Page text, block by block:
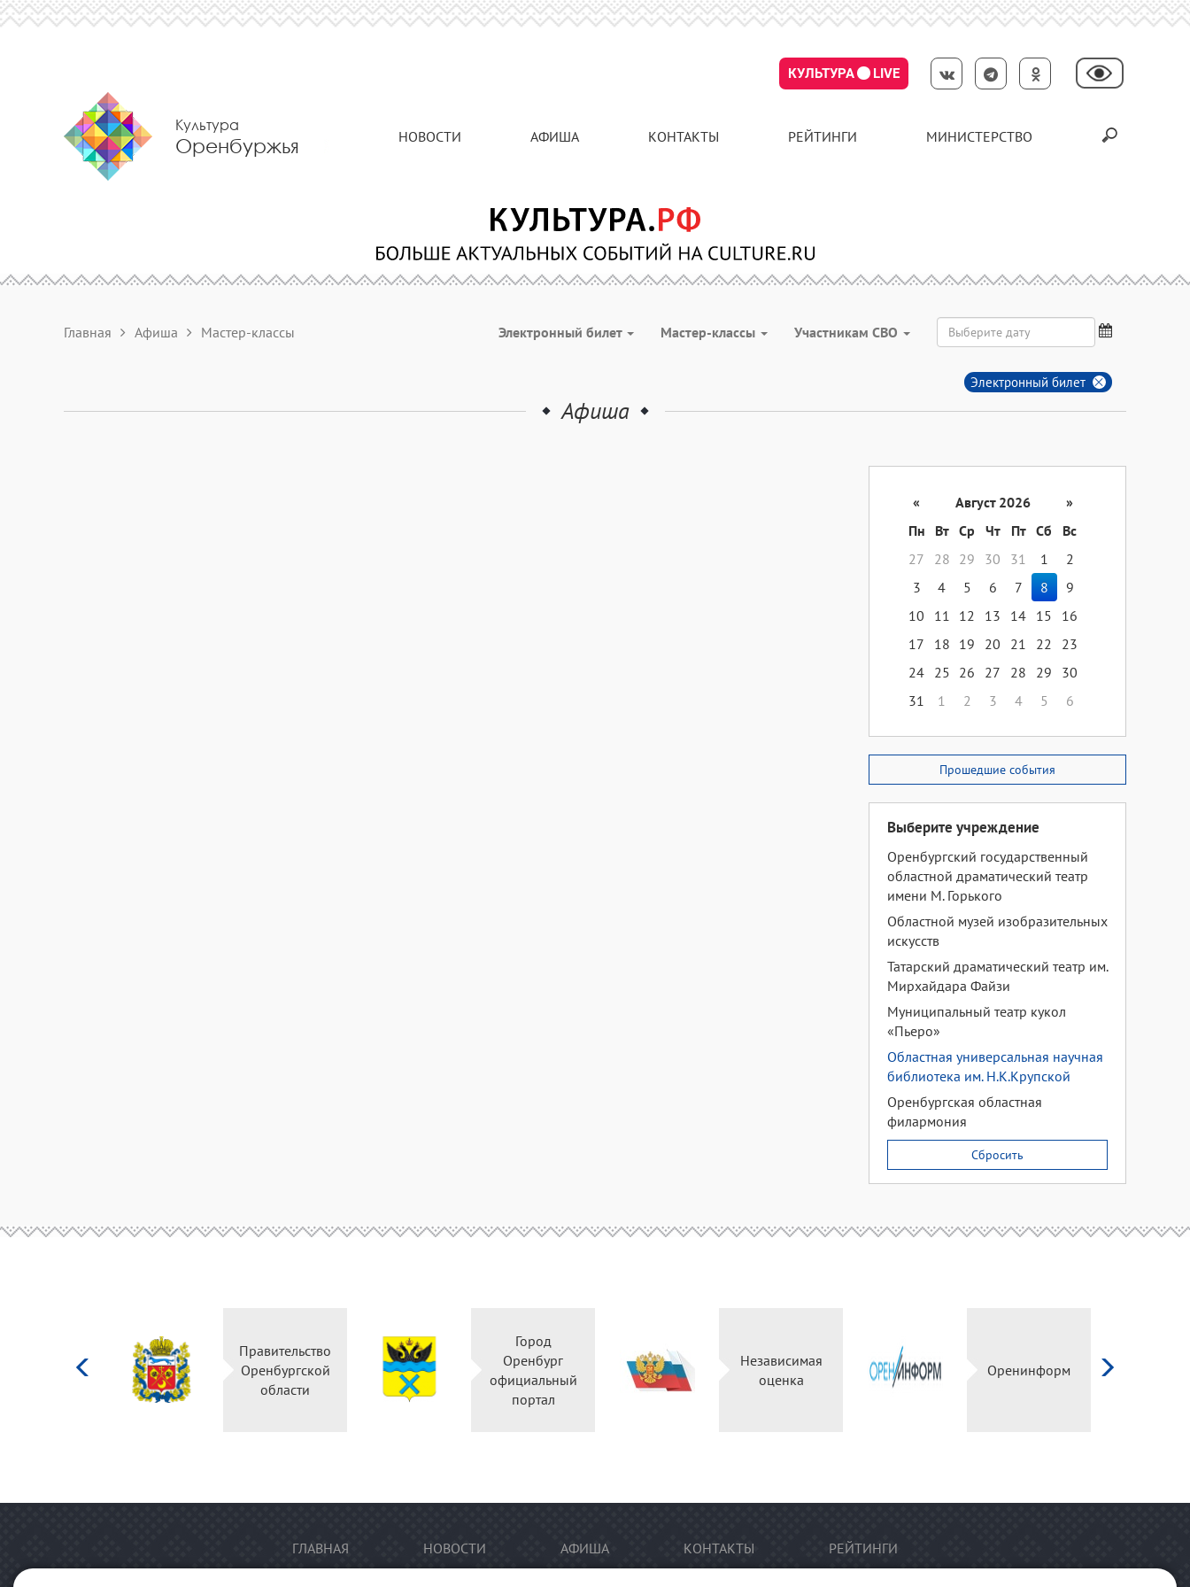
КУЛЬТУРА LIVE
Культура
Оренбуржья НОВОСТИ АФИША КОНТАКТЫ РЕЙТИНГИ МИНИСТЕРСТВО
Главная Афиша Мастер-классы Электронный билет Мастер-классы Участникам СВО
Электронный билет
Афиша
« Август 2026
»
Пн
Вт Ср Чт Пт Сб
Вс
27
28 29 30 31 1
2
3
4 5 6 7 8
9
10
11 12 13 14 15
16
17
18 19 20 21 22
23
24 25 26 27 28 29
30
31
1 2 3 4 5 6
Прошедшие события
Выберите учреждение
Оренбургский государственный
областной драматический театр
имени М. Горького
Областной музей изобразительных
искусств
Татарский драматический театр им.
Мирхайдара Файзи
Муниципальный театр кукол
«Пьеро»
Областная универсальная научная
библиотека им. Н.К.Крупской
Оренбургская областная
филармония
Сбросить
культуры
Российской
Правительство
Оренбургской
области
Город
Оренбург
официальный
портал
Независимая
оценка
Оренинформ
ГЛАВНАЯ НОВОСТИ АФИША КОНТАКТЫ РЕЙТИНГИ